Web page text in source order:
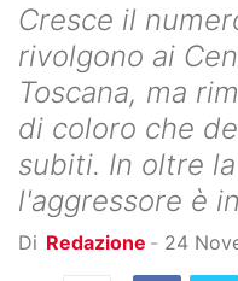
Cresce il
rivolgono ai
Toscana, ma
di coloro che
subiti. In oltre
l'aggressore è
Di Redazione - 24